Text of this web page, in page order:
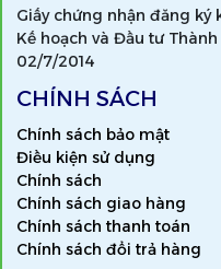
Giấy chứng nhận đăng
Kế hoạch và Đầu tư
02/7/2014
CHÍNH SÁCH
Chính sách bảo mật
Điều kiện sử dụng
Chính sách
Chính sách giao hàng
Chính sách thanh toán
Chính sách đổi trả hàng